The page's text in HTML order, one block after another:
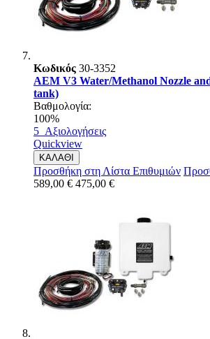
Κωδικός 30-3352
AEM V3 Water/Methanol Nozzle
tank)
Βαθμολογία:
100%
5 Αξιολογήσεις
Quickview
ΚΑΛΑΘΙ
Προσθήκη στη Λίστα Επιθυμιών
589,00 € 475,00 €